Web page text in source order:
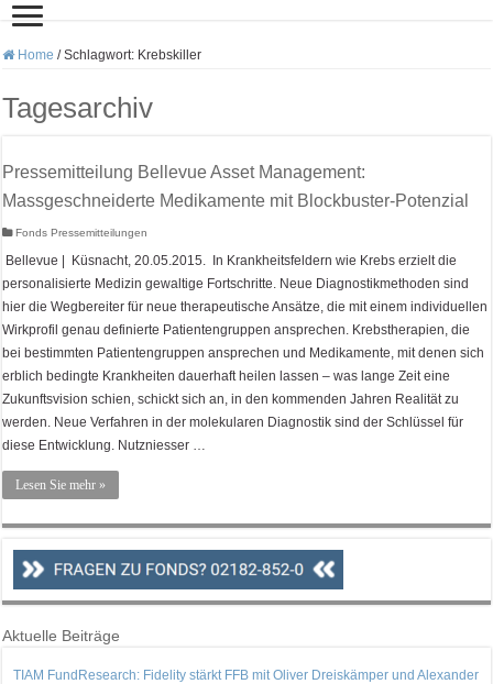
Home / Schlagwort: Krebskiller
Tagesarchiv
Pressemitteilung Bellevue Asset Management:
Massgeschneiderte Medikamente mit Blockbuster-Potenzial
Fonds Pressemitteilungen
Bellevue | Küsnacht, 20.05.2015. In Krankheitsfeldern wie Krebs erzielt die
personalisierte Medizin gewaltige Fortschritte. Neue Diagnostikmethoden sind
hier die Wegbereiter für neue therapeutische Ansätze, die mit einem individuellen
Wirkprofil genau definierte Patientengruppen ansprechen. Krebstherapien, die
bei bestimmten Patientengruppen ansprechen und Medikamente, mit denen sich
erblich bedingte Krankheiten dauerhaft heilen lassen – was lange Zeit eine
Zukunftsvision schien, schickt sich an, in den kommenden Jahren Realität zu
werden. Neue Verfahren in der molekularen Diagnostik sind der Schlüssel für
diese Entwicklung. Nutzniesser …
Lesen Sie mehr »
Aktuelle Beiträge
TIAM FundResearch: Fidelity stärkt FFB mit Oliver Dreiskämper und Alexander